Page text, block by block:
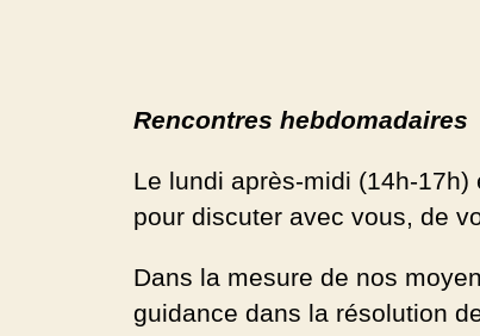
Rencontres hebdomadaires
Le lundi après-midi (14h-
pour discuter avec vous, de
Dans la mesure de nos
guidance dans la résolution